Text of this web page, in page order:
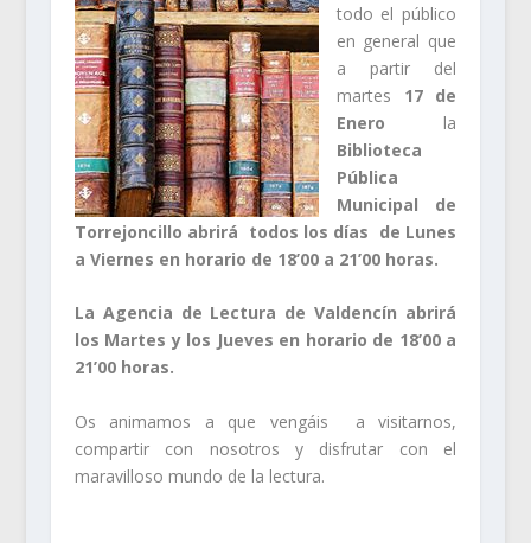
todo el público
en general que
a partir del
martes 17 de
Enero la
Biblioteca
Pública
Municipal de
Torrejoncillo abrirá todos los días de Lunes
a Viernes en horario de 18’00 a 21’00 horas.
La Agencia de Lectura de Valdencín abrirá
los Martes y los Jueves en horario de 18’00 a
21’00 horas.
Os animamos a que vengáis a visitarnos,
compartir con nosotros y disfrutar con el
maravilloso mundo de la lectura.